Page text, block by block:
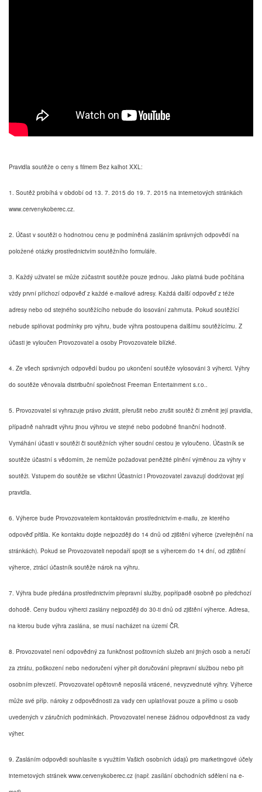
Pravidla soutěže o ceny s filmem Bez kalhot XXL:
1. Soutěž probíhá v období od 13. 7. 2015 do 19. 7. 2015 na internetových stránkách
www.cervenykoberec.cz.
2. Účast v soutěži o hodnotnou cenu je podmíněná zasláním správných odpovědí na
položené otázky prostřednictvím soutěžního formuláře.
3. Každý uživatel se může zúčastnit soutěže pouze jednou. Jako platná bude počítána
vždy první příchozí odpověď z každé e-mailové adresy. Každá další odpověď z téže
adresy nebo od stejného soutěžícího nebude do losování zahrnuta. Pokud soutěžící
nebude splňovat podmínky pro výhru, bude výhra postoupena dalšímu soutěžícímu. Z
účasti je vyloučen Provozovatel a osoby Provozovatele blízké.
4. Ze všech správných odpovědí budou po ukončení soutěže vylosováni 3 výherci. Výhry
do soutěže věnovala distribuční společnost Freeman Entertainment s.r.o..
5. Provozovatel si vyhrazuje právo zkrátit, přerušit nebo zrušit soutěž či změnit její pravidla,
případně nahradit výhru jinou výhrou ve stejné nebo podobné finanční hodnotě.
Vymáhání účasti v soutěži či soutěžních výher soudní cestou je vyloučeno. Účastník se
soutěže účastní s vědomím, že nemůže požadovat peněžité plnění výměnou za výhry v
soutěži. Vstupem do soutěže se všichni Účastníci i Provozovatel zavazují dodržovat její
pravidla.
6. Výherce bude Provozovatelem kontaktován prostřednictvím e-mailu, ze kterého
odpověď přišla. Ke kontaktu dojde nejpozději do 14 dnů od zjištění výherce (zveřejnění na
stránkách). Pokud se Provozovateli nepodaří spojit se s výhercem do 14 dní, od zjištění
výherce, ztrácí účastník soutěže nárok na výhru.
7. Výhra bude předána prostřednictvím přepravní služby, popřípadě osobně po předchozí
dohodě. Ceny budou výherci zaslány nejpozději do 30-ti dnů od zjištění výherce. Adresa,
na kterou bude výhra zaslána, se musí nacházet na území ČR.
8. Provozovatel není odpovědný za funkčnost poštovních služeb ani jiných osob a neručí
za ztrátu, poškození nebo nedoručení výher při doručování přepravní službou nebo při
osobním převzetí. Provozovatel opětovně neposílá vrácené, nevyzvednuté výhry. Výherce
může své příp. nároky z odpovědnosti za vady cen uplatňovat pouze a přímo u osob
uvedených v záručních podmínkách. Provozovatel nenese žádnou odpovědnost za vady
výher.
9. Zasláním odpovědi souhlasíte s využitím Vašich osobních údajů pro marketingové účely
internetových stránek www.cervenykoberec.cz (např. zasílání obchodních sdělení na e-